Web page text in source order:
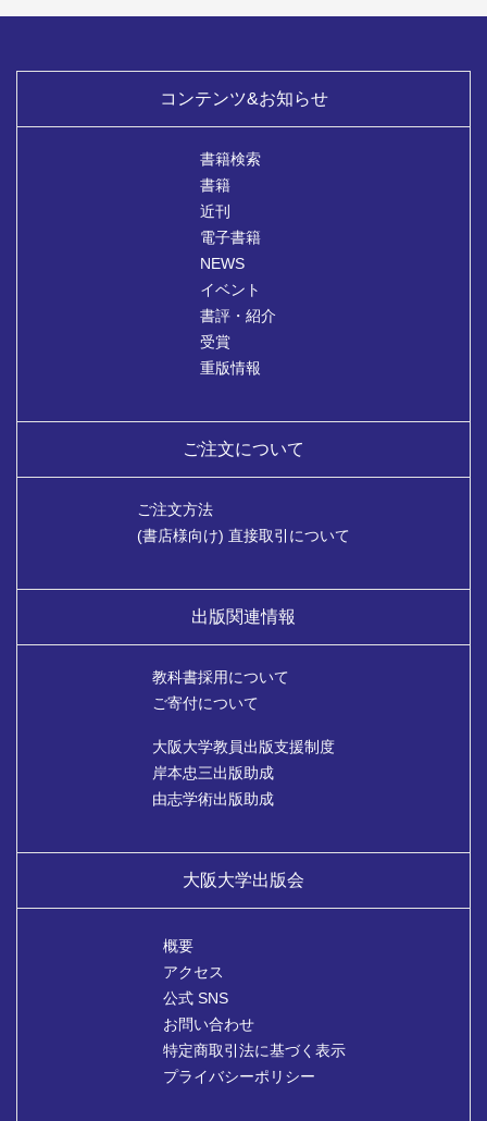
コンテンツ&お知らせ
書籍検索
書籍
近刊
電子書籍
NEWS
イベント
書評・紹介
受賞
重版情報
ご注文について
ご注文方法
(書店様向け) 直接取引について
出版関連情報
教科書採用について
ご寄付について
大阪大学教員出版支援制度
岸本忠三出版助成
由志学術出版助成
大阪大学出版会
概要
アクセス
公式 SNS
お問い合わせ
特定商取引法に基づく表示
プライバシーポリシー